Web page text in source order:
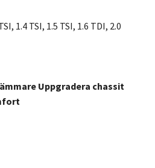
1.4 TSI, 1.5 TSI, 1.6 TDI, 2.0
Uppgradera chassit